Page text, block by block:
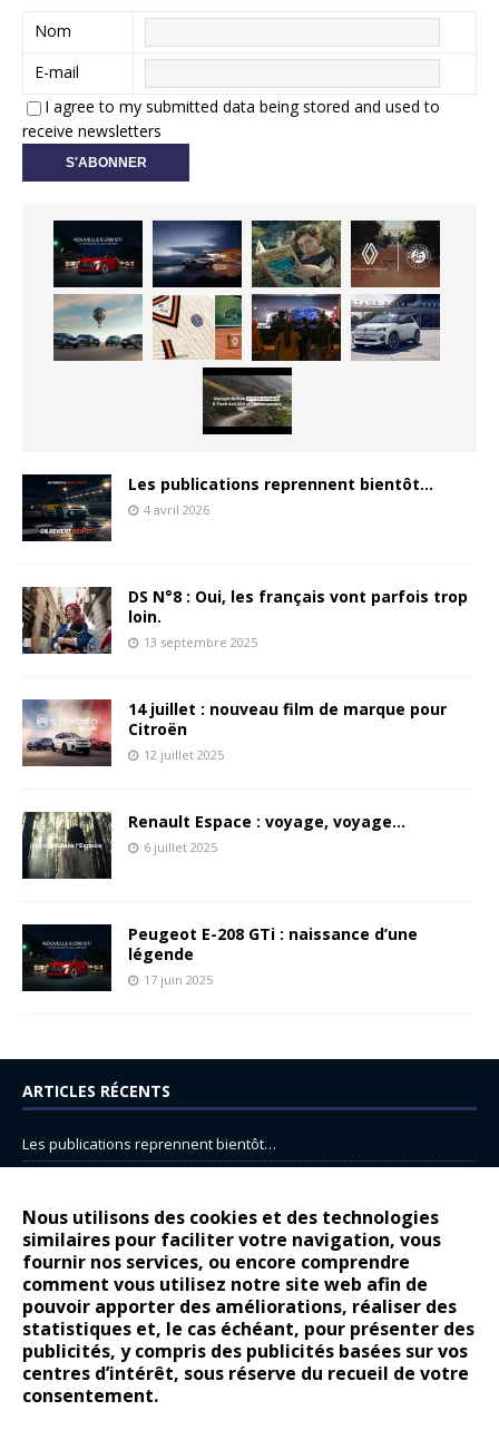
Nous utilisons des cookies et des technologies
similaires pour faciliter votre navigation, vous
fournir nos services, ou encore comprendre
comment vous utilisez notre site web afin de
pouvoir apporter des améliorations, réaliser des
statistiques et, le cas échéant, pour présenter des
publicités, y compris des publicités basées sur vos
centres d’intérêt, sous réserve du recueil de votre
consentement.
Nom
E-mail
I agree to my submitted data being stored and used to
receive newsletters
Les publications reprennent bientôt…
4 avril 2026
DS N°8 : Oui, les français vont parfois trop
loin.
13 septembre 2025
14 juillet : nouveau film de marque pour
Citroën
12 juillet 2025
Renault Espace : voyage, voyage…
6 juillet 2025
Peugeot E-208 GTi : naissance d’une
légende
17 juin 2025
ARTICLES RÉCENTS
Les publications reprennent bientôt…
14 juillet : nouveau film de marque pour Citroën
Renault Espace : voyage, voyage…
Peugeot E-208 GTi : naissance d’une légende
COMMENTAIRES RÉCENTS
Bernard DardartdansDacia Sandero : pour les gens vrais